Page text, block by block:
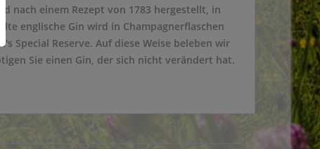
nach einem Rezept von 1783 hergestellt, in
englische Gin wird in Champagnerflaschen
Special Reserve. Auf diese Weise beleben wir
Sie einen Gin, der sich nicht verändert hat.